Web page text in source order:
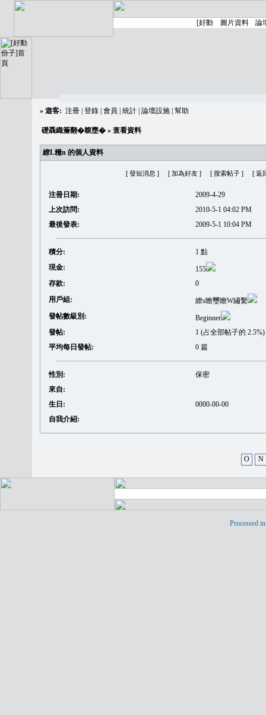
» 遊客: 注冊 登錄 會員 統計 論壇設施 幫助
礎聶織簷翻�䪖壅� » 查看資料
繚L糧n 的個人資料
[ 發短消息 ] [ 加為好友 ] [ 搜索帖子 ] [ 返
注冊日期:
2009-4-29
上次訪問:
2010-5-1 04:02 PM
最後發表:
2009-5-1 10:04 PM
積分:
1 點
現金:
155
存款:
0
用戶組:
繚s瞻璽瞻W繡繫
發帖數級別:
Beginner
發帖:
1 (占全部帖子的 2.5%)
平均每日發帖:
0 篇
性別:
保密
來自:
生日:
0000-00-00
自我介紹:
O N
Processed